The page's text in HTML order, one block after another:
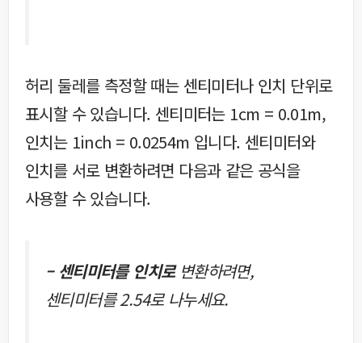
허리 둘레를 측정할 때는 센티미터나 인치 단위로
표시할 수 있습니다. 센티미터는 1cm = 0.01m,
인치는 1inch = 0.0254m 입니다. 센티미터와
인치를 서로 변환하려면 다음과 같은 공식을
사용할 수 있습니다.
– 센티미터를 인치로 변환하려면,
센티미터를 2.54로 나누세요.